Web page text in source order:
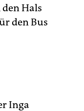
Hals
den Bus
Inga